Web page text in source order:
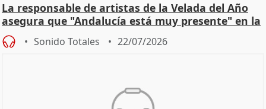
La responsable de artistas de la Velada del Año
asegura que "Andalucía está muy presente" en la
cita
Sonido Totales 22/07/2026